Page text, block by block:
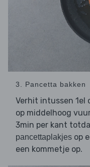
3. Pancetta bakken
Verhit intussen 1el
op middelhoog
3min per kant
pancettaplakjes op
een kommetje op.